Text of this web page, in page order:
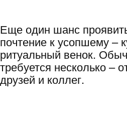
Еще один шанс
почтение к усопшему –
ритуальный венок.
требуется несколько –
друзей и коллег.